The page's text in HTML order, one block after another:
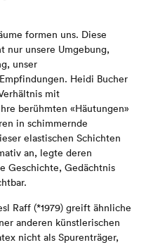
formen uns. Diese
nur unsere Umgebung,
unser
Heidi Bucher
mit
berühmten «Häutungen»
in schimmernde
elastischen Schichten
an, legte deren
Geschichte, Gedächtnis
Raff (*1979) greift ähnliche
anderen künstlerischen
nicht als Spurenträger,